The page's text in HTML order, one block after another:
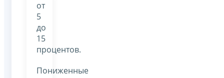
от
5
до
15
процентов.
Пониженные